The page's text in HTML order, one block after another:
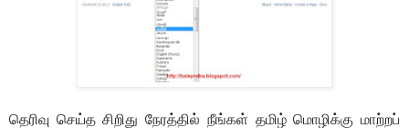
தெரிவு செய்த சிறிது நேரத்தில் நீங்கள் தமிழ் மொழிக்கு மாற்றப்